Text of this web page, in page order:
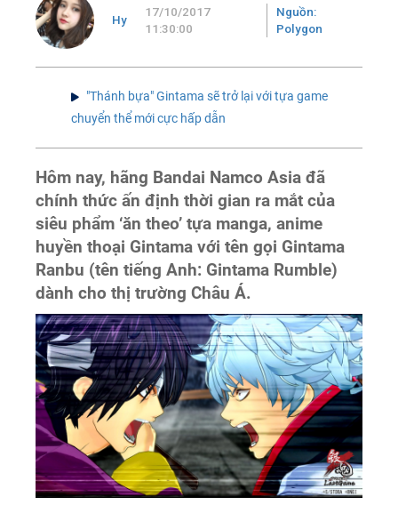
Hy
17/10/2017
11:30:00
Nguồn:
Polygon
"Thánh bựa" Gintama sẽ trở lại với tựa game
chuyển thể mới cực hấp dẫn
Hôm nay, hãng Bandai Namco Asia đã
chính thức ấn định thời gian ra mắt của
siêu phẩm ‘ăn theo’ tựa manga, anime
huyền thoại Gintama với tên gọi Gintama
Ranbu (tên tiếng Anh: Gintama Rumble)
dành cho thị trường Châu Á.